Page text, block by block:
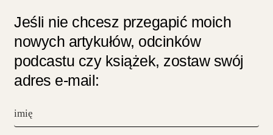
Jeśli nie chcesz przegapić moich
nowych artykułów, odcinków
podcastu czy książek, zostaw swój
adres e-mail: